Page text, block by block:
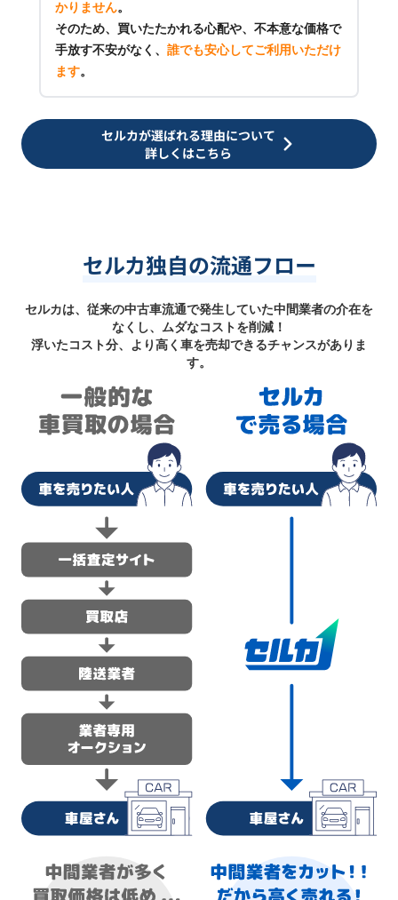
かりません。
そのため、買いたたかれる心配や、不本意な価格で
手放す不安がなく、 誰でも安心してご利用いただけ
ます。
セルカが選ばれる理由について
詳しくはこちら
セルカ独自の流通フロー
セルカは、従来の中古車流通で発生していた中間業者の介在を
なくし、ムダなコストを削減！
浮いたコスト分、より高く車を売却できるチャンスがありま
す。